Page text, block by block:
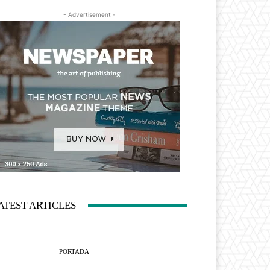
- Advertisement -
ARTICLES
PORTADA